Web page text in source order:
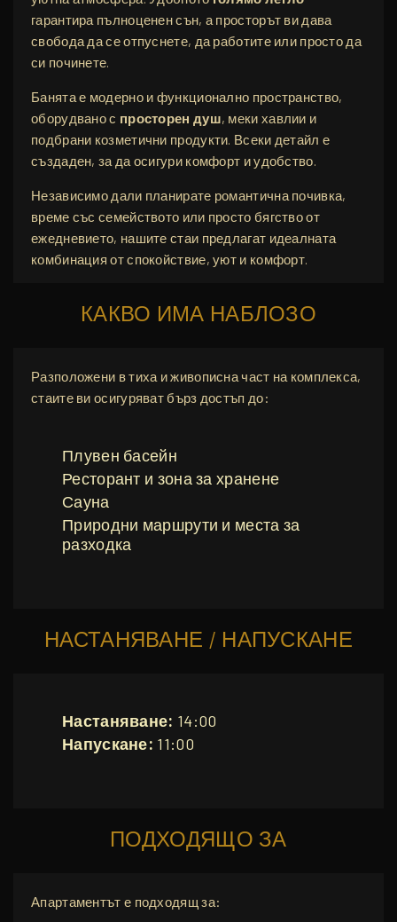
гарантира пълноценен сън, а просторът ви дава
свобода да се отпуснете, да работите или просто да
си починете.
Банята е модерно и функционално пространство,
оборудвано с просторен душ, меки хавлии и
подбрани козметични продукти. Всеки детайл е
създаден, за да осигури комфорт и удобство.
Независимо дали планирате романтична почивка,
време със семейството или просто бягство от
ежедневието, нашите стаи предлагат идеалната
комбинация от спокойствие, уют и комфорт.
КАКВО ИМА НАБЛОЗО
Разположени в тиха и живописна част на комплекса,
стаите ви осигуряват бърз достъп до:
Плувен басейн
Ресторант и зона за хранене
Сауна
Природни маршрути и места за
разходка
НАСТАНЯВАНЕ / НАПУСКАНЕ
Настаняване: 14:00
Напускане: 11:00
ПОДХОДЯЩО ЗА
Апартаментът е подходящ за: